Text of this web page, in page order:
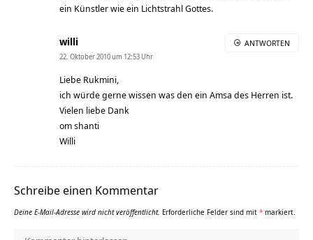
ein Künstler wie ein Lichtstrahl Gottes.
willi
22. Oktober 2010 um 12:53 Uhr
Liebe Rukmini,
ich würde gerne wissen was den ein Amsa des Herren ist.
Vielen liebe Dank
om shanti
Willi
ANTWORTEN
Schreibe einen Kommentar
Deine E-Mail-Adresse wird nicht veröffentlicht. Erforderliche Felder sind mit * markiert.